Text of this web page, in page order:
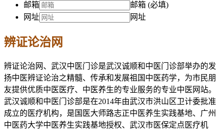
邮箱
邮箱 (必填)
网址
网址
辨证论治网
辨证论治网、武汉中医门诊是武汉诚顺和中医门诊部举办的发
扬中医辨证论治之精髓、传承和发展祖国中医药学，为市民朋
友提供优质中医医疗、中医养生的专业服务的专业中医网站。
武汉诚顺和中医门诊部是在2014年由武汉市洪山区卫计委批准
成立的医疗机构，是国医大师路志正中医养生实践基地、广州
中医药大学中医养生实践基地授权、武汉市医保定点医疗机